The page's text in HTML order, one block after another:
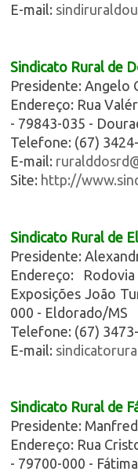
E-mail:
Sindicato Rural de
Presidente: Angelo
Endereço: Rua
- 79843-035 -
Telefone: (67)
E-mail:
Site: http://
Sindicato Rural de
Presidente:
Endereço:
Exposições João
000 - Eldorado/MS
Telefone: (67)
E-mail:
Sindicato Rural de
Presidente:
Endereço: Rua
- 79700-000 -